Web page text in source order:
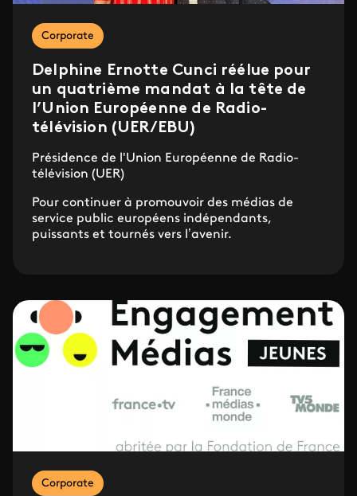
Corporate
Delphine Ernotte Cunci réélue pour
un quatrième mandat à la tête de
l’Union Européenne de Radio-
télévision (UER/EBU)
Présidence de l'Union Européenne de Radio-
télévision (UER)
Pour continuer à promouvoir des médias de
service public européens indépendants,
puissants et tournés vers l’avenir.
Corporate